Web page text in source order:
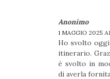
Anonimo
1 MAGGIO 2025
Ho svolto
itinerario.
è svolto in
di averla